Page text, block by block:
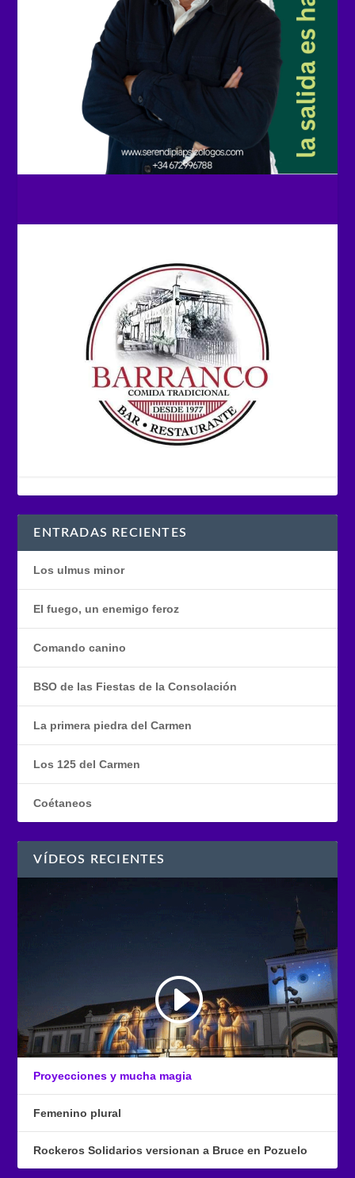
ENTRADAS RECIENTES
Los ulmus minor
El fuego, un enemigo feroz
Comando canino
BSO de las Fiestas de la Consolación
La primera piedra del Carmen
Los 125 del Carmen
Coétaneos
VÍDEOS RECIENTES
Proyecciones y mucha magia
Femenino plural
Rockeros Solidarios versionan a Bruce en Pozuelo